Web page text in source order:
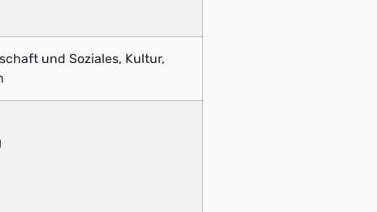
und Soziales, Kultur,